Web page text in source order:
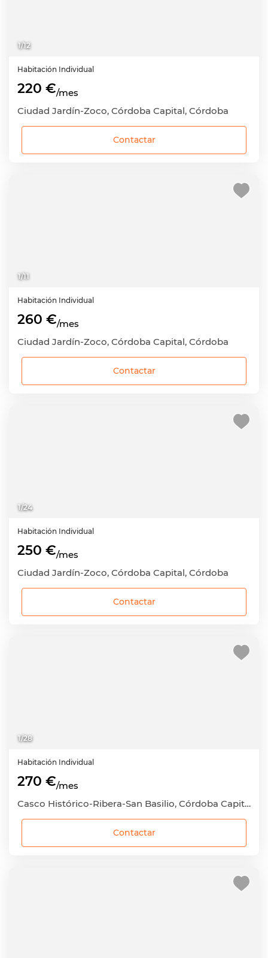
1/12
Habitación Individual
220 €/mes
Ciudad Jardín-Zoco, Córdoba Capital, Córdoba
Contactar
1/11
Habitación Individual
260 €/mes
Ciudad Jardín-Zoco, Córdoba Capital, Córdoba
Contactar
1/24
Habitación Individual
250 €/mes
Ciudad Jardín-Zoco, Córdoba Capital, Córdoba
Contactar
1/28
Habitación Individual
270 €/mes
Casco Histórico-Ribera-San Basilio, Córdoba Capital, Córdoba
Contactar